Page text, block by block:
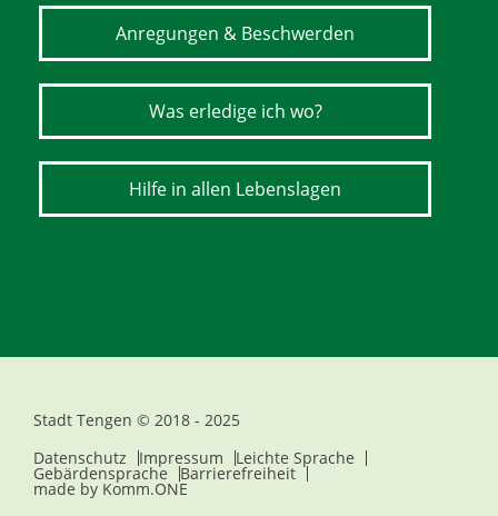
Anregungen & Beschwerden
Was erledige ich wo?
Hilfe in allen Lebenslagen
Stadt Tengen © 2018 - 2025
Datenschutz
Impressum Leichte Sprache
Gebärdensprache Barrierefreiheit
made by Komm.ONE